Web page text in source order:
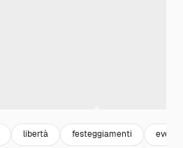
libertà festeggiamenti event